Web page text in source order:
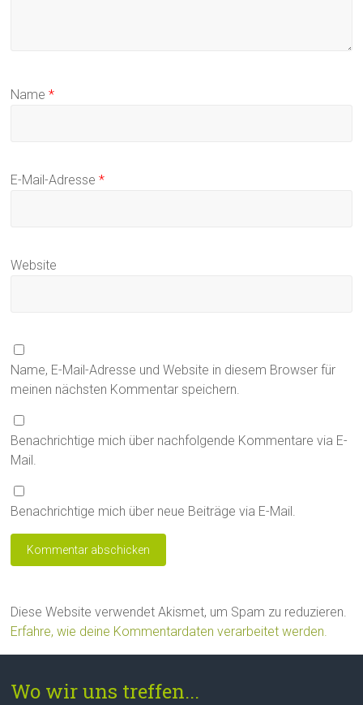
Name*
E-Mail-Adresse*
Website
Name, E-Mail-Adresse und Website in diesem Browser für
meinen nächsten Kommentar speichern.
Benachrichtige mich über nachfolgende Kommentare via E-
Mail.
Benachrichtige mich über neue Beiträge via E-Mail.
Diese Website verwendet Akismet, um Spam zu reduzieren.
Erfahre, wie deine Kommentardaten verarbeitet werden.
Wo wir uns treffen...